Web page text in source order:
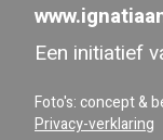
Een initiatief
Foto's: concept &
Privacy-verklaring